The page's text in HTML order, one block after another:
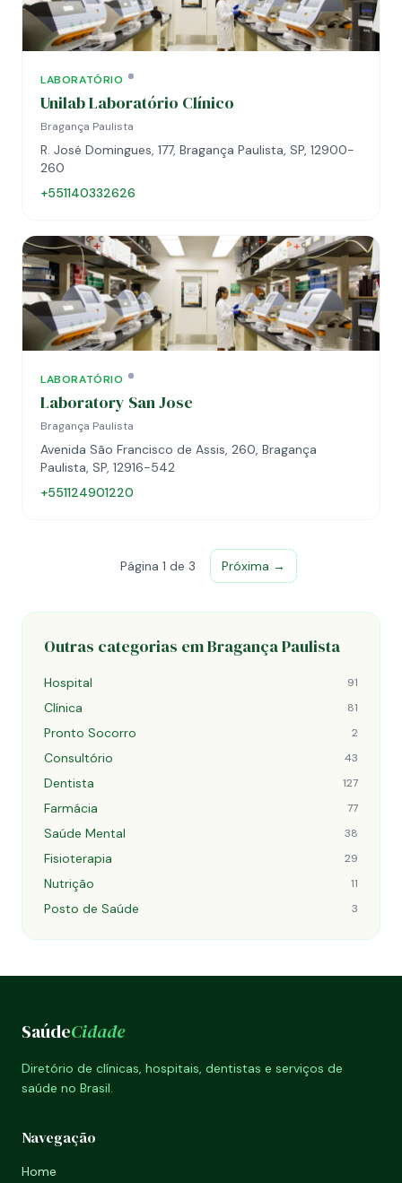
LABORATÓRIO
Unilab Laboratório Clínico
Bragança Paulista
R. José Domingues, 177, Bragança Paulista, SP, 12900-
260
+551140332626
LABORATÓRIO
Laboratory San Jose
Bragança Paulista
Avenida São Francisco de Assis, 260, Bragança
Paulista, SP, 12916-542
+551124901220
Página 1 de 3 Próxima →
Outras categorias em Bragança Paulista
Hospital 91
Clínica 81
Pronto Socorro 2
Consultório 43
Dentista 127
Farmácia 77
Saúde Mental 38
Fisioterapia 29
Nutrição 11
Posto de Saúde 3
SaúdeCidade
Diretório de clínicas, hospitais, dentistas e serviços de
saúde no Brasil.
Navegação
Home